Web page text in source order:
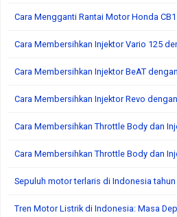
Cara Mengganti Rantai Motor Honda
Cara Membersihkan Injektor Vario 125
Cara Membersihkan Injektor BeAT
Cara Membersihkan Injektor Revo
Cara Membersihkan Throttle Body dan
Cara Membersihkan Throttle Body dan
Sepuluh motor terlaris di Indonesia
Tren Motor Listrik di Indonesia: Masa